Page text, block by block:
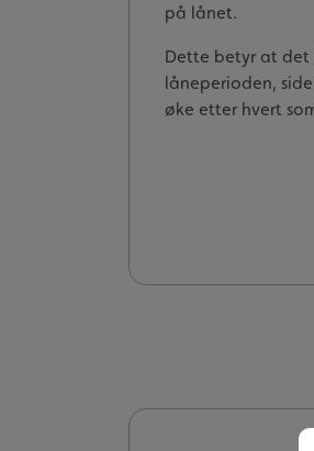
på lånet.
Dette betyr at det
låneperioden,
øke etter hvert